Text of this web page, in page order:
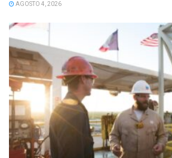
AGOSTO 4, 2026